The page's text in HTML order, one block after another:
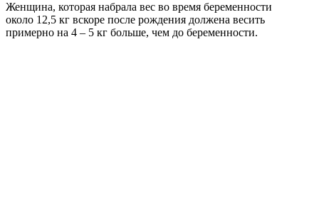
Женщина, которая набрала вес во время беременности
около 12,5 кг вскоре после рождения должена весить
примерно на 4 – 5 кг больше, чем до беременности.